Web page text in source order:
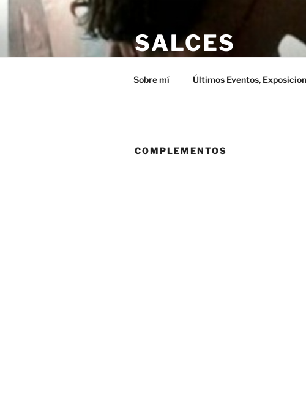
contenido
SALCES
Sobre mí Últimos Eventos,
COMPLEMENTOS